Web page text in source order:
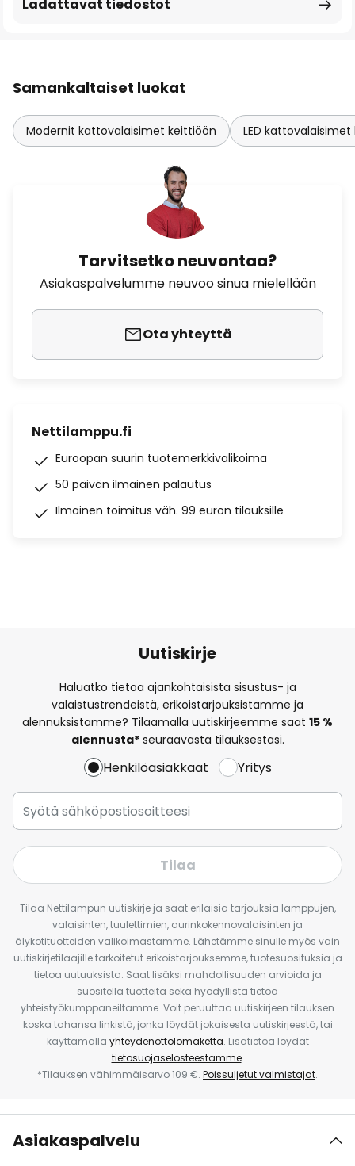
Ladattavat tiedostot
Samankaltaiset luokat
Modernit kattovalaisimet keittiöön LED
Tarvitsetko neuvontaa?
Asiakaspalvelumme neuvoo sinua mielellään
Ota yhteyttä
Nettilamppu.fi
Euroopan suurin tuotemerkkivalikoima
50 päivän ilmainen palautus
Ilmainen toimitus väh. 99 euron tilauksille
Uutiskirje
Haluatko tietoa ajankohtaisista sisustus- ja
valaistustrendeistä, erikoistarjouksistamme ja
alennuksistamme? Tilaamalla uutiskirjeemme saat 15 %
alennusta*seuraavasta tilauksestasi.
Henkilöasiakkaat Yritys
Tilaa
Tilaa Nettilampun uutiskirje ja saat erilaisia tarjouksia lamppujen,
valaisinten, tuulettimien, aurinkokennovalaisinten ja
älykotituotteiden valikoimastamme. Lähetämme sinulle myös vain
uutiskirjetilaajille tarkoitetut erikoistarjouksemme, tuotesuosituksia ja
tietoa uutuuksista. Saat lisäksi mahdollisuuden arvioida ja
suositella tuotteita sekä hyödyllistä tietoa
yhteistyökumppaneiltamme. Voit peruuttaa uutiskirjeen tilauksen
koska tahansa linkistä, jonka löydät jokaisesta uutiskirjeestä, tai
käyttämällä yhteydenottolomaketta. Lisätietoa löydät
tietosuojaselosteestamme.
*Tilauksen vähimmäisarvo 109 €. Poissuljetut valmistajat.
Asiakaspalvelu